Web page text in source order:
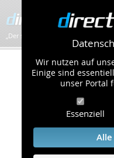
Wir nutzen auf
Einige sind
unser Portal
Essenziell
„Der schnellste Bilder-Hoster im
Kontakt &
Um eine schnelle
Bearbeitung Ihres
bitten wir Sie,
folgende Punkte zu